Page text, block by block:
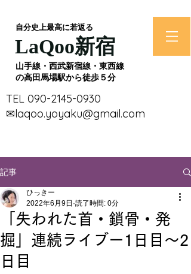
​自分史上最高に若返る
​LaQoo新宿
​山手線・西武新宿線・東西線
の高田馬場駅から徒歩５分
​TEL 090-2145-0930
​✉laqoo.yoyaku@gmail.com
記事
「失われた首・鎖骨・発
掘」連続ライブー1日目～2
日目
ひっきー
2022年6月9日 読了時間: 0分